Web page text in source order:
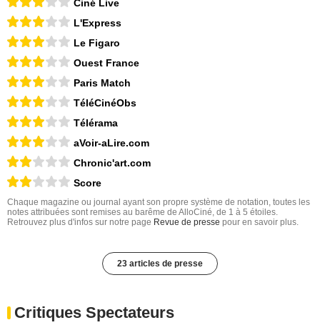
Ciné Live
L'Express
Le Figaro
Ouest France
Paris Match
TéléCinéObs
Télérama
aVoir-aLire.com
Chronic'art.com
Score
Chaque magazine ou journal ayant son propre système de notation, toutes les
notes attribuées sont remises au barême de AlloCiné, de 1 à 5 étoiles.
Retrouvez plus d'infos sur notre page Revue de presse pour en savoir plus.
23 articles de presse
Critiques Spectateurs